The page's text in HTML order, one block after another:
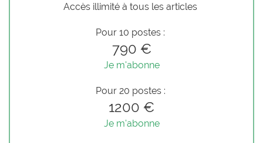
Accès illimité à tous les articles
Pour 10 postes :
790 €
Je m'abonne
Pour 20 postes :
1200 €
Je m'abonne